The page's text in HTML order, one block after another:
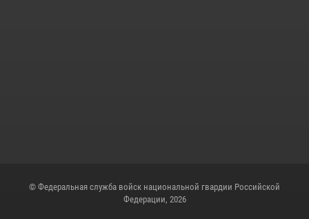
© Федеральная служба войск национальной гвардии Российской
Федерации, 2026